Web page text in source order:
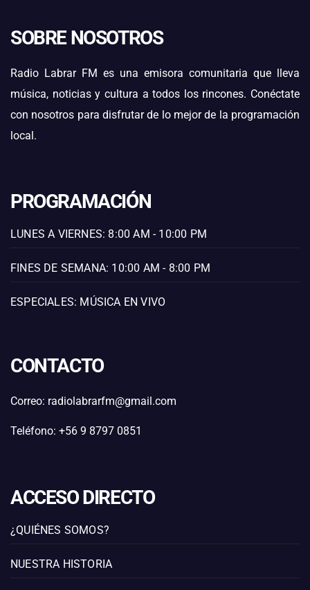
SOBRE NOSOTROS
Radio Labrar FM es una emisora comunitaria que lleva
música, noticias y cultura a todos los rincones. Conéctate
con nosotros para disfrutar de lo mejor de la programación
local.
PROGRAMACIÓN
LUNES A VIERNES: 8:00 AM - 10:00 PM
FINES DE SEMANA: 10:00 AM - 8:00 PM
ESPECIALES: MÚSICA EN VIVO
CONTACTO
Correo: radiolabrarfm@gmail.com
Teléfono: +56 9 8797 0851
ACCESO DIRECTO
¿QUIÉNES SOMOS?
NUESTRA HISTORIA